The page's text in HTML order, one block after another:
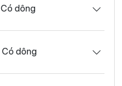
Có dông
Có dông